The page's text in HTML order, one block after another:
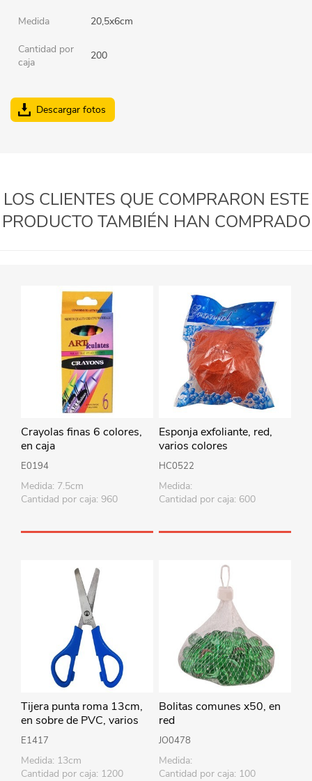
Medida 20,5x6cm
Cantidad por
caja
200
Descargar fotos
LOS CLIENTES QUE COMPRARON ESTE
PRODUCTO TAMBIÉN HAN COMPRADO
Crayolas finas 6 colores,
en caja
E0194
Medida: 7.5cm
Cantidad por caja: 960
Esponja exfoliante, red,
varios colores
HC0522
Medida:
Cantidad por caja: 600
Tijera punta roma 13cm,
en sobre de PVC, varios
colores
E1417
Medida: 13cm
Cantidad por caja: 1200
Bolitas comunes x50, en
red
JO0478
Medida:
Cantidad por caja: 100